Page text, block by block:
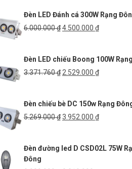
4.500.000 ₫. là:
3.375.000
Đèn LED Đánh cá 300W Rạng
6.000.000₫Giá
6.000.000 ₫.
4.500.000 ₫Giá
là:
4.500.000
Đèn LED chiếu Boong 100W
3.371.760₫ Giá
3.371.760 ₫.
2.529.000 ₫Giá
là:
2.529.000
Đèn chiếu bè DC 150w Rạng
5.269.000₫Giá
5.269.000 ₫.
3.952.000 ₫Giá
là:
Đèn đường led D CSD02L 75W
Đông